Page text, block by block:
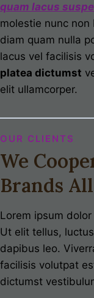
quam lacus
molestie nunc
diam quam nulla
lacus vel facilisis
platea dictumst
elit ullamcorper.
OUR CLIENTS
We
Brands
Lorem ipsum
Ut elit tellus,
dapibus leo.
facilisis volutpat
dictumst